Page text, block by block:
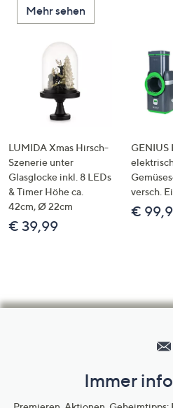
Mehr sehen
LUMIDA Xmas Hirsch-
Szenerie unter
Glasglocke inkl. 8 LEDs
& Timer Höhe ca.
42cm, Ø 22cm
€ 39,99
GENIUS
versch.
€
Immer